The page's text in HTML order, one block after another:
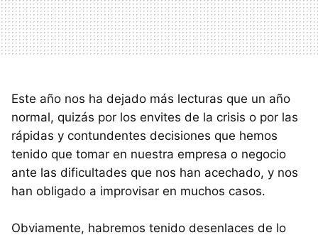
Este año nos ha dejado más lecturas que un año
normal, quizás por los envites de la crisis o por las
rápidas y contundentes decisiones que hemos
tenido que tomar en nuestra empresa o negocio
ante las dificultades que nos han acechado, y nos
han obligado a improvisar en muchos casos.
Obviamente, habremos tenido desenlaces de lo